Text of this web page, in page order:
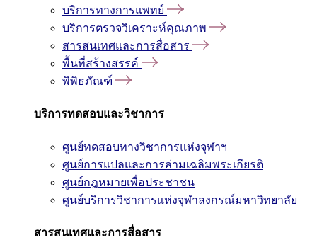
บริการทางการแพทย์
บริการตรวจวิเคราะห์คุณภาพ
สารสนเทศและการสื่อสาร
พื้นที่สร้างสรรค์
พิพิธภัณฑ์
บริการทดสอบและวิชาการ
ศูนย์ทดสอบทางวิชาการแห่งจุฬาฯ
ศูนย์การแปลและการล่ามเฉลิมพระเกียรติ
ศูนย์กฎหมายเพื่อประชาชน
ศูนย์บริการวิชาการแห่งจุฬาลงกรณ์มหาวิทยาลัย
สารสนเทศและการสื่อสาร